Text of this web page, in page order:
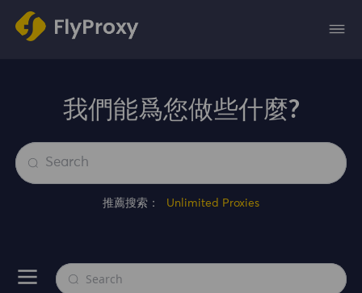
我們能爲您做些什麼?
推薦搜索： Unlimited Proxies